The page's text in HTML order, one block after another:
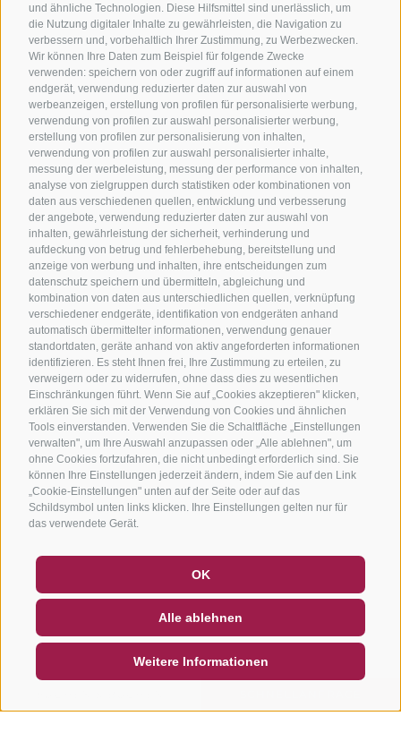
und ähnliche Technologien. Diese Hilfsmittel sind unerlässlich, um
die Nutzung digitaler Inhalte zu gewährleisten, die Navigation zu
verbessern und, vorbehaltlich Ihrer Zustimmung, zu Werbezwecken.
Wir können Ihre Daten zum Beispiel für folgende Zwecke
verwenden: speichern von oder zugriff auf informationen auf einem
endgerät, verwendung reduzierter daten zur auswahl von
werbeanzeigen, erstellung von profilen für personalisierte werbung,
verwendung von profilen zur auswahl personalisierter werbung,
erstellung von profilen zur personalisierung von inhalten,
verwendung von profilen zur auswahl personalisierter inhalte,
messung der werbeleistung, messung der performance von inhalten,
analyse von zielgruppen durch statistiken oder kombinationen von
daten aus verschiedenen quellen, entwicklung und verbesserung
der angebote, verwendung reduzierter daten zur auswahl von
inhalten, gewährleistung der sicherheit, verhinderung und
aufdeckung von betrug und fehlerbehebung, bereitstellung und
anzeige von werbung und inhalten, ihre entscheidungen zum
datenschutz speichern und übermitteln, abgleichung und
kombination von daten aus unterschiedlichen quellen, verknüpfung
verschiedener endgeräte, identifikation von endgeräten anhand
automatisch übermittelter informationen, verwendung genauer
standortdaten, geräte anhand von aktiv angeforderten informationen
identifizieren. Es steht Ihnen frei, Ihre Zustimmung zu erteilen, zu
verweigern oder zu widerrufen, ohne dass dies zu wesentlichen
Einschränkungen führt. Wenn Sie auf „Cookies akzeptieren" klicken,
erklären Sie sich mit der Verwendung von Cookies und ähnlichen
Tools einverstanden. Verwenden Sie die Schaltfläche „Einstellungen
verwalten", um Ihre Auswahl anzupassen oder „Alle ablehnen", um
ohne Cookies fortzufahren, die nicht unbedingt erforderlich sind. Sie
können Ihre Einstellungen jederzeit ändern, indem Sie auf den Link
„Cookie-Einstellungen" unten auf der Seite oder auf das
Schildsymbol unten links klicken. Ihre Einstellungen gelten nur für
das verwendete Gerät.
OK
Alle ablehnen
Weitere Informationen
NEWSLETTER
SOCIAL WALL WETTER